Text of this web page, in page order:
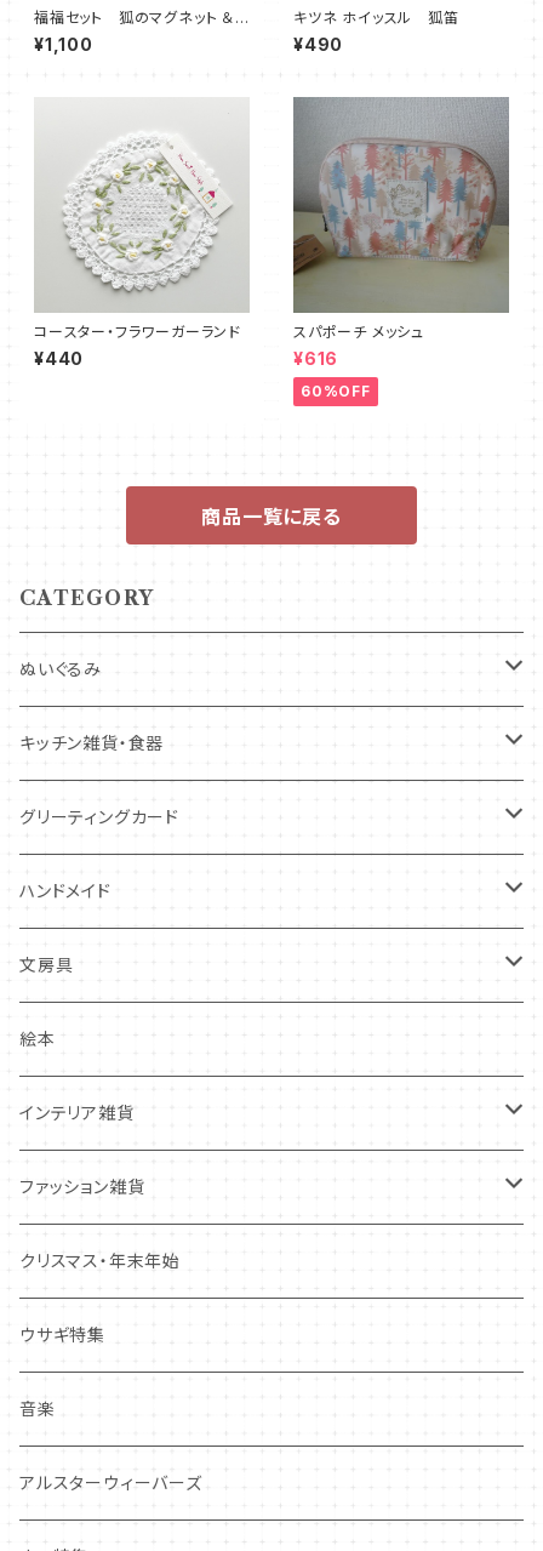
福福セット 狐のマグネット ＆
白狐のがま口キーホルダー
¥1,100
キツネ ホイッスル 狐笛
¥490
コースター・フラワーガーランド
¥440
スパポーチ メッシュ
¥616
60%OFF
商品一覧に戻る
CATEGORY
ぬいぐるみ
キツネ
犬
その他
キッチン雑貨・食器
コースター・布製品
食器
その他
グリーティングカード
バースデーカード
多目的カード
クリスマス・冬の季節
ポストカード
ハンドメイド
ニードルフエルト
ワッペン
抜型、シリコンモールド
その他
文房具
ノート・メモ・付箋
レターセット
マステ・ステッカー等
しおり・ブックマーク
その他
絵本
インテリア雑貨
置物
布製品・ドイリー
マグネット
その他
ファッション雑貨
キーホルダー・バッグチャーム
アクセサリー
ポーチ・バッグ
ギフトバッグ・巾着
ハンカチ・手拭い
クリスマス・年末年始
ウサギ特集
音楽
アルスターウィーバーズ